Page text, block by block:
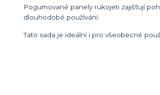
Pogumované panely rukojeti zajišťují
dlouhodobé používání.
Tato sada je ideální i pro všeobecné